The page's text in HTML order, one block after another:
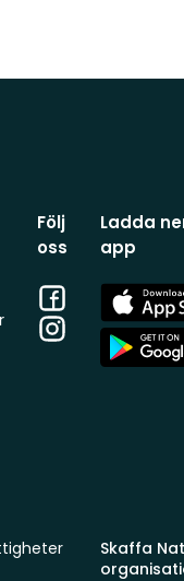
Följ
oss
Facebook
Instagram
Ladda
app
App
Store
App
Store
Skaffa